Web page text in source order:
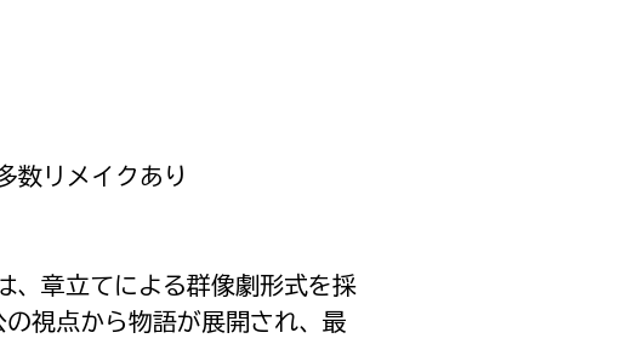
数リメイクあり
、章立てによる群像劇形式を採
視点から物語が展開され、最